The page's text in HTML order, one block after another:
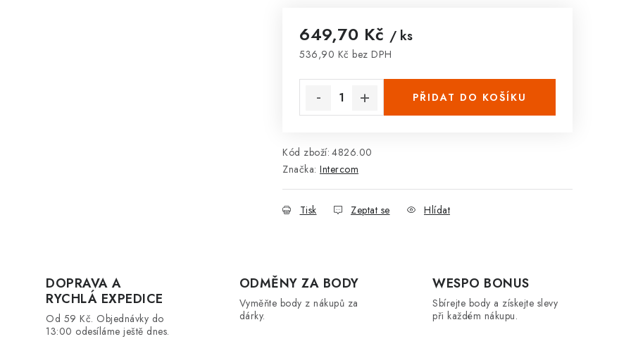
649,70 Kč / ks
536,90 Kč bez DPH
PŘIDAT DO KOŠÍKU
Kód zboží: 4826.00
Značka: Intercom
Tisk Zeptat se Hlídat
DOPRAVA A
RYCHLÁ EXPEDICE
Od 59 Kč. Objednávky do
13:00 odesíláme ještě dnes.
ODMĚNY ZA BODY
Vyměňte body z nákupů za
dárky.
WESPO BONUS
Sbírejte body a získejte slevy
při každém nákupu.